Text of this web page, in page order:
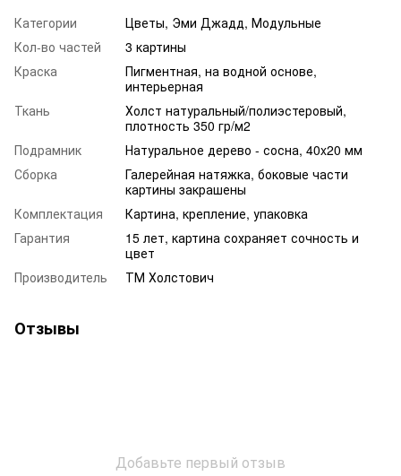
Категории
Цветы, Эми Джадд, Модульные
Кол-во частей
3 картины
Краска
Пигментная, на водной основе,
интерьерная
Ткань
Холст натуральный/полиэстеровый,
плотность 350 гр/м2
Подрамник
Натуральное дерево - сосна, 40x20 мм
Сборка
Галерейная натяжка, боковые части
картины закрашены
Комплектация
Картина, крепление, упаковка
Гарантия
15 лет, картина сохраняет сочность и
цвет
Производитель
ТМ Холстович
Отзывы
Добавьте первый отзыв